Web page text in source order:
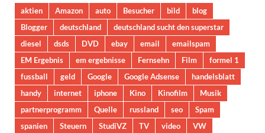
aktien Amazon auto Besucher bild
blog
Blogger
deutschland
deutschland sucht den superstar
diesel
dsds DVD ebay email
emailspam
EM Ergebnis
em ergebnisse Fernsehn Film
formel 1
fussball
geld Google Google Adsense
handelsblatt
handy
internet iphone Kino Kinofilm
Musik
partnerprogramm
Quelle russland seo
Spam
spanien
Steuern StudiVZ TV video
VW